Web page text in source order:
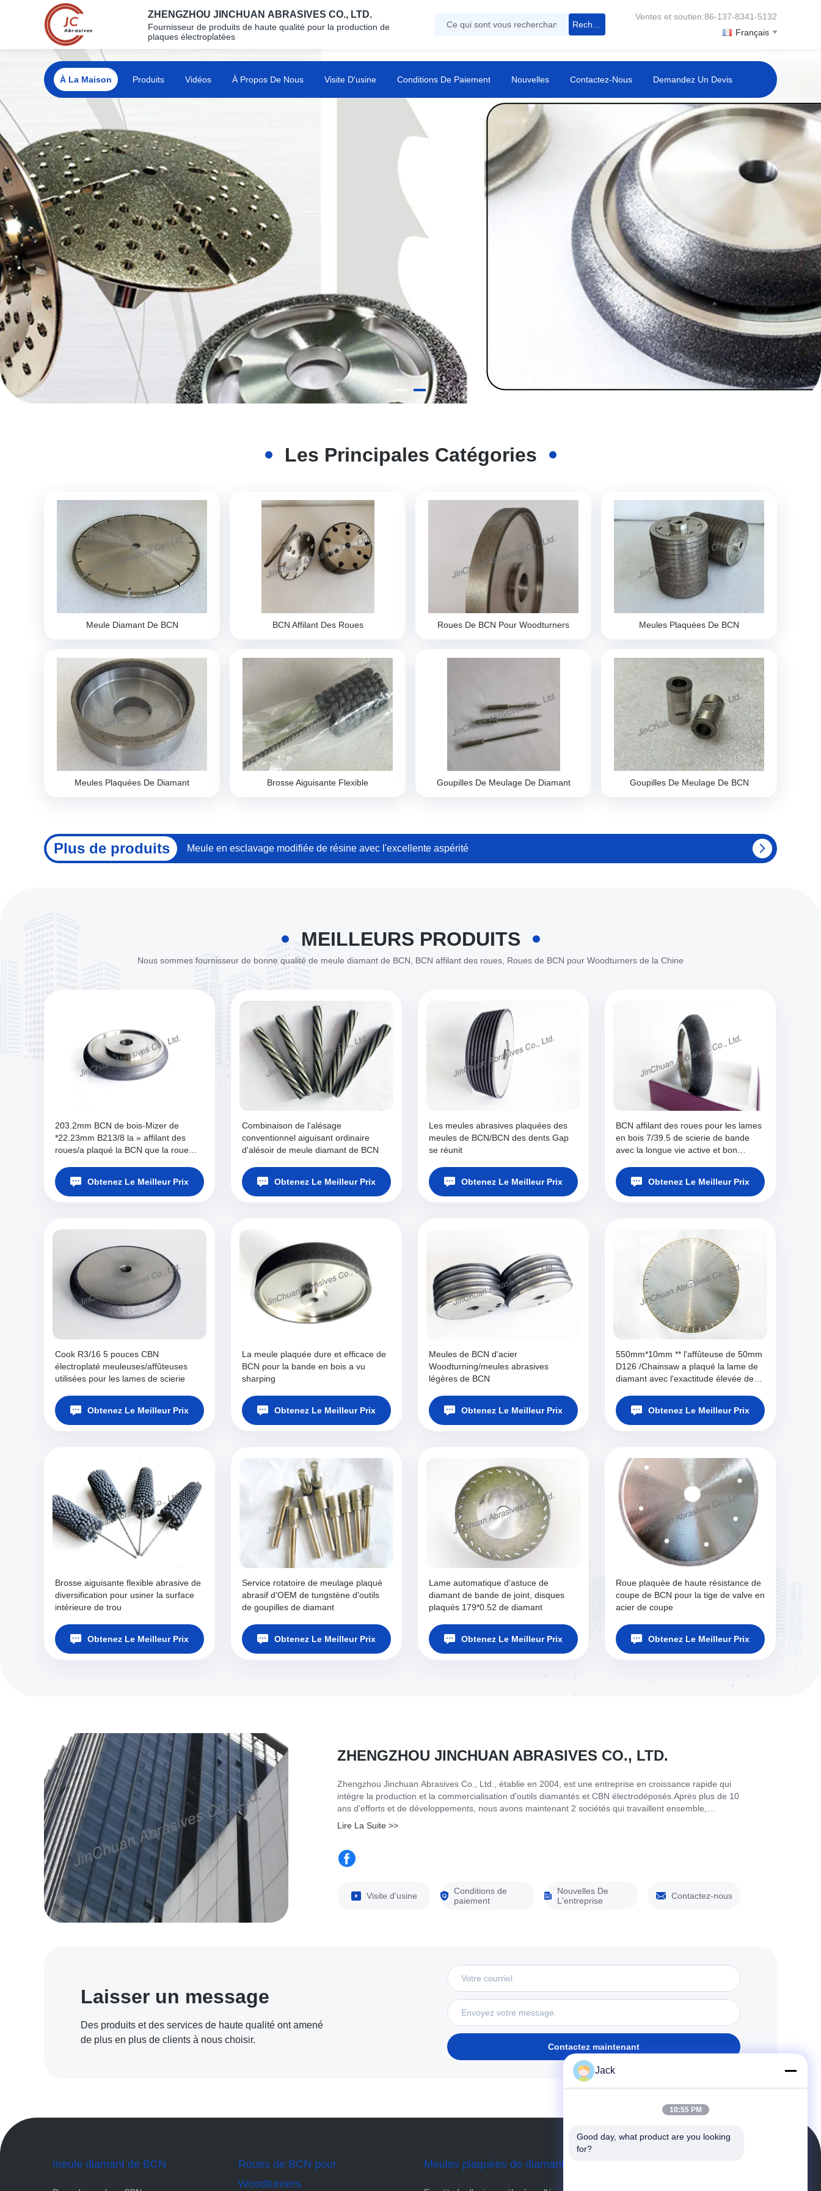
ZHENGZHOU JINCHUAN ABRASIVES CO., LTD.
Fournisseur de produits de haute qualité pour la production de
plaques électroplatées
Ventes et soutien:86-137-8341-5132
Français
À La Maison Produits Vidéos À Propos De Nous Visite D'usine Conditions De Paiement Nouvelles Contactez-Nous Demandez Un Devis
Les Principales Catégories
Meule Diamant De BCN BCN Affilant Des Roues Roues De BCN Pour Woodturners Meules Plaquées De BCN
Meules Plaquées De Diamant Brosse Aiguisante Flexible Goupilles De Meulage De Diamant Goupilles De Meulage De BCN
Plus de produits Meule en esclavage modifiée de résine avec l'excellente aspérité
MEILLEURS PRODUITS
Nous sommes fournisseur de bonne qualité de meule diamant de BCN, BCN affilant des roues, Roues de BCN pour Woodturners de la Chine
203.2mm BCN de bois-Mizer de
*22.23mm B213/8 la » affilant des
roues/a plaqué la BCN que la roue
Obtenez Le Meilleur Prix
Combinaison de l'alésage
conventionnel aiguisant ordinaire
d'alésoir de meule diamant de BCN
Obtenez Le Meilleur Prix
Les meules abrasives plaquées des
meules de BCN/BCN des dents Gap
se réunit
Obtenez Le Meilleur Prix
BCN affilant des roues pour les lames
en bois 7/39.5 de scierie de bande
avec la longue vie active et bon
Obtenez Le Meilleur Prix
Cook R3/16 5 pouces CBN
électroplaté meuleuses/affûteuses
utilisées pour les lames de scierie
Obtenez Le Meilleur Prix
La meule plaquée dure et efficace de
BCN pour la bande en bois a vu
sharping
Obtenez Le Meilleur Prix
Meules de BCN d'acier
Woodturning/meules abrasives
légères de BCN
Obtenez Le Meilleur Prix
550mm*10mm ** l'affûteuse de 50mm
D126 /Chainsaw a plaqué la lame de
diamant avec l'exactitude élevée de
Obtenez Le Meilleur Prix
Brosse aiguisante flexible abrasive de
diversification pour usiner la surface
intérieure de trou
Obtenez Le Meilleur Prix
Service rotatoire de meulage plaqué
abrasif d'OEM de tungstène d'outils
de goupilles de diamant
Obtenez Le Meilleur Prix
Lame automatique d'astuce de
diamant de bande de joint, disques
plaqués 179*0.52 de diamant
Obtenez Le Meilleur Prix
Roue plaquée de haute résistance de
coupe de BCN pour la tige de valve en
acier de coupe
Obtenez Le Meilleur Prix
ZHENGZHOU JINCHUAN ABRASIVES CO., LTD.
Zhengzhou Jinchuan Abrasives Co., Ltd., établie en 2004, est une entreprise en croissance rapide qui
intègre la production et la commercialisation d'outils diamantés et CBN électrodéposés.Après plus de 10
ans d'efforts et de développements, nous avons maintenant 2 sociétés qui travaillent ensemble,
Zhengzhou Jinchuan Abrasives Co., Ltd. et Henan Bohang Diamond Tools Co., Ltd.Ces 2 sociétés se
Lire La Suite >>
Visite d'usine
Conditions de
paiement
Nouvelles De
L'entreprise
Contactez-nous
Laisser un message
Des produits et des services de haute qualité ont amené
de plus en plus de clients à nous choisir.
Contactez maintenant
meule diamant de BCN
Roues de BCN pour
Woodturners
Meules plaquées de diamant
Jack
10:55 PM
Good day, what product are you looking
for?